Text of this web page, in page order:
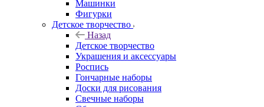
Машинки
Фигурки
Детское творчество
Назад
Детское творчество
Украшения и аксессуары
Роспись
Гончарные наборы
Доски для рисования
Свечные наборы